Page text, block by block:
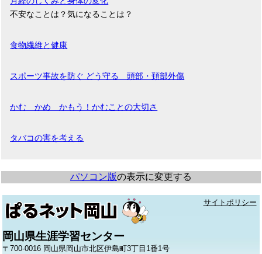
不安なことは？気になることは？
食物繊維と健康
スポーツ事故を防ぐ どう守る 頭部・頚部外傷
かむ かめ かもう！かむことの大切さ
タバコの害を考える
パソコン版の表示に変更する
サイトポリシー
岡山県生涯学習センター
〒700-0016 岡山県岡山市北区伊島町3丁目1番1号